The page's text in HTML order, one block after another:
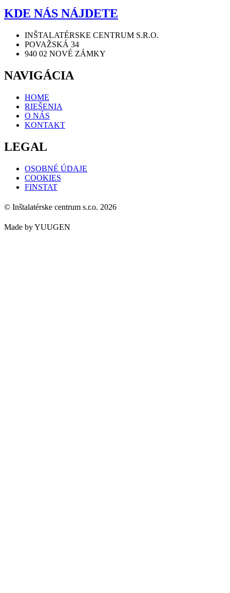
KDE NÁS NÁJDETE
INŠTALATÉRSKE CENTRUM S.R.O.
POVAŽSKÁ 34
940 02 NOVÉ ZÁMKY
NAVIGÁCIA
HOME
RIEŠENIA
O NÁS
KONTAKT
LEGAL
OSOBNÉ ÚDAJE
COOKIES
FINSTAT
© Inštalatérske centrum s.r.o. 2026
Made by YUUGEN